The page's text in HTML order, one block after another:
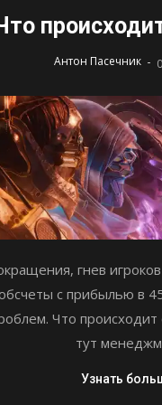
Антон Пасечник -
гнев
с прибылью в
Что происходит
тут
Узнать